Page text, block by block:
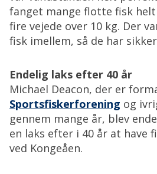
fanget mange flotte fisk
fire vejede over 10 kg. Der
fisk imellem, så de har
Endelig laks efter 40 år
Michael Deacon, der er
Sportsfiskerforening og
gennem mange år, blev
en laks efter i 40 år at have
ved Kongeåen.